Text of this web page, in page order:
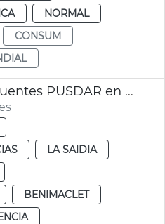
NORMAL
CONSUM
JGL Instalación 11 fuentes PUSDAR en València
LA SAIDIA
BENIMACLET